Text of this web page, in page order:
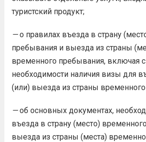
туристский продукт;
—о правилах въезда в страну
пребывания и выезда из страны
временного пребывания, включая
необходимости наличия визы для
(или) выезда из страны
—об основных документах,
въезда в страну (место)
выезда из страны (места)